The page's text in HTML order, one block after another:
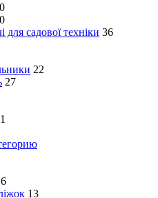
0
для садової техніки 36
22
27
1
6
13